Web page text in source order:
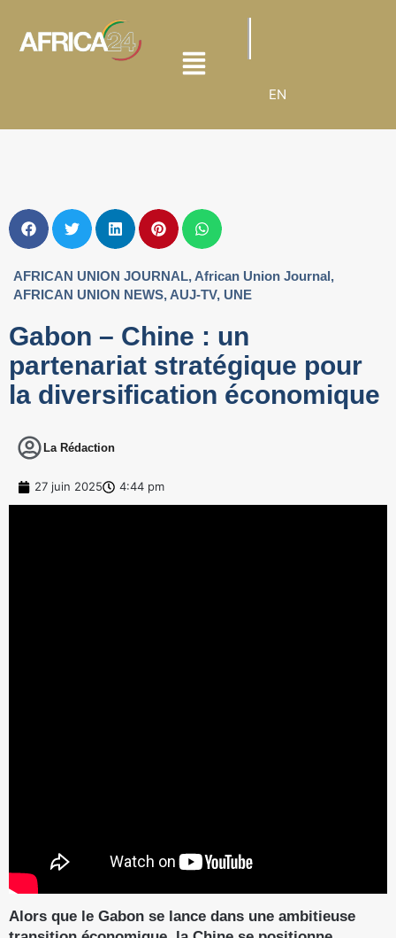
EN
AFRICAN UNION JOURNAL, African Union Journal,
AFRICAN UNION NEWS, AUJ-TV, UNE
Gabon – Chine : un
partenariat stratégique pour
la diversification économique
La Rédaction
27 juin 2025 4:44 pm
Alors que le Gabon se lance dans une ambitieuse